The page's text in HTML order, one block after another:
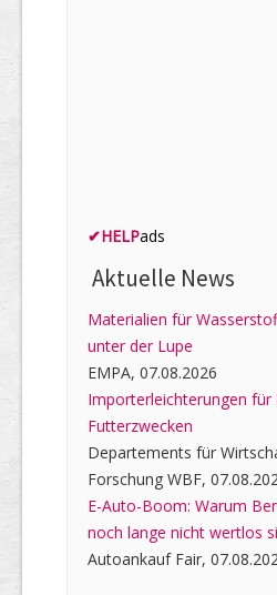
✔HELPads
Aktuelle News
Materialien für
unter der Lupe
EMPA, 07.08.2026
Importerleichterungen für
Futterzwecken
Departements für
Forschung WBF,
E-Auto-Boom: Warum
noch lange nicht wertlos
Autoankauf Fair,